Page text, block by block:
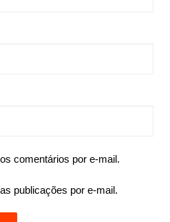
comentários por e-mail.
publicações por e-mail.